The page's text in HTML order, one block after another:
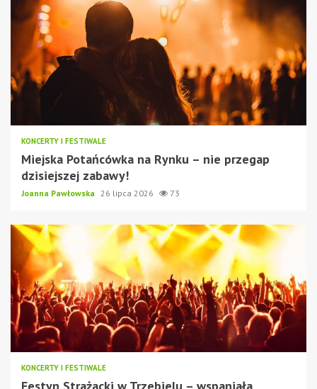
KONCERTY I FESTIWALE
Miejska Potańcówka na Rynku – nie przegap
dzisiejszej zabawy!
Joanna Pawłowska 26 lipca 2026 73
KONCERTY I FESTIWALE
Festyn Strażacki w Trzebielu – wspaniała